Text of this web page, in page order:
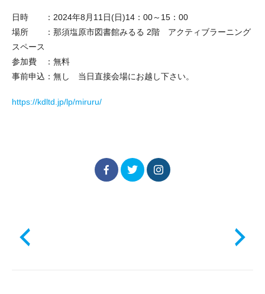
日時 ：2024年8月11日(日)14：00～15：00
場所 ：那須塩原市図書館みるる 2階 アクティブラーニング
スペース
参加費 ：無料
事前申込：無し 当日直接会場にお越し下さい。
https://kdltd.jp/lp/miruru/